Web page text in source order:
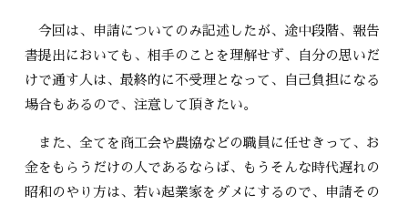
今回は、申請についてのみ記述したが、途中段階、報告
書提出においても、相手のことを理解せず、自分の思いだ
けで通す人は、最終的に不受理となって、自己負担になる
場合もあるので、注意して頂きたい。
また、全てを商工会や農協などの職員に任せきって、お
金をもらうだけの人であるならば、もうそんな時代遅れの
昭和のやり方は、若い起業家をダメにするので、申請その